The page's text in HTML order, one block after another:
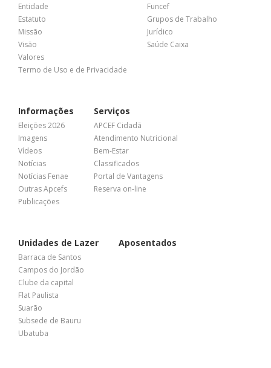
Entidade
Estatuto
Missão
Visão
Valores
Termo de Uso e de Privacidade
Funcef
Grupos de Trabalho
Jurídico
Saúde Caixa
Informações
Eleições 2026
Imagens
Vídeos
Notícias
Notícias Fenae
Outras Apcefs
Publicações
Serviços
APCEF Cidadã
Atendimento Nutricional
Bem-Estar
Classificados
Portal de Vantagens
Reserva on-line
Unidades de Lazer
Barraca de Santos
Campos do Jordão
Clube da capital
Flat Paulista
Suarão
Subsede de Bauru
Ubatuba
Aposentados